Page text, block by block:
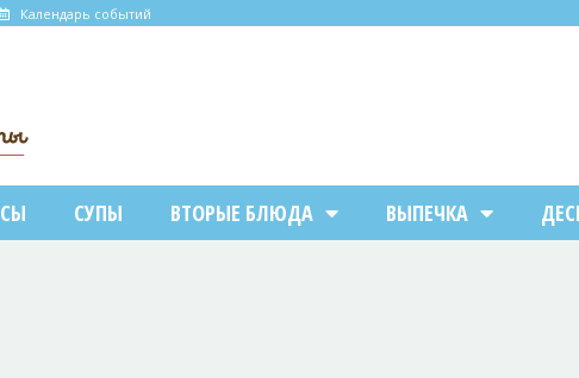
Календарь событий
СУПЫ ВТОРЫЕ БЛЮДА ВЫПЕЧКА